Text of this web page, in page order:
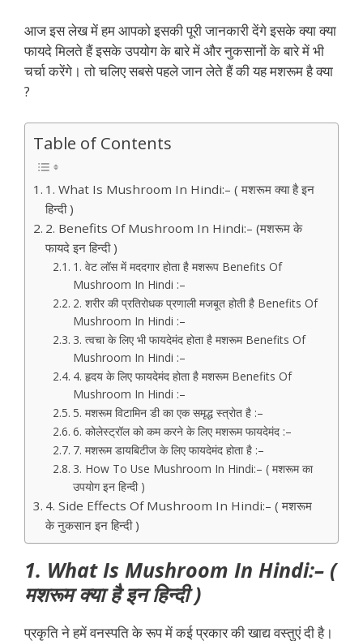
आज इस लेख में हम आपको इसकी पूरी जानकारी देंगे इसके क्या क्या
फायदे मिलते हैं इसके उपयोग के बारे में और नुकसानों के बारे में भी
चर्चा करेंगे। तो चलिए सबसे पहले जान लेते हैं की यह मशरूम है क्या
?
Table of Contents
1. What Is Mushroom In Hindi:– ( मशरूम क्या है इन
हिन्दी )
2. Benefits Of Mushroom In Hindi:– (मशरूम के
फायदे इन हिन्दी )
1. वेट लॉस में मददगार होता है मशरूप Benefits Of
Mushroom In Hindi :–
2. शरीर की प्रतिरोधक प्रणाली मजबूत होती है Benefits Of
Mushroom In Hindi :–
3. त्वचा के लिए भी फायदेमंद होता है मशरूम Benefits Of
Mushroom In Hindi :–
4. हृदय के लिए फायदेमंद होता है मशरूम Benefits Of
Mushroom In Hindi :–
5. मशरूम विटामिन डी का एक समृद्ध स्त्रोत है :–
6. कोलेस्ट्रॉल को कम करने के लिए मशरूम फायदेमंद :–
7. मशरूम डायबिटीज के लिए फायदेमंद होता है :–
3. How To Use Mushroom In Hindi:– ( मशरूम का
उपयोग इन हिन्दी )
4. Side Effects Of Mushroom In Hindi:– ( मशरूम
के नुकसान इन हिन्दी )
1. What Is Mushroom In Hindi:– (
मशरूम क्या है इन हिन्दी )
प्रकृति ने हमें वनस्पति के रूप में कई प्रकार की खाद्य वस्तुएं दी है।